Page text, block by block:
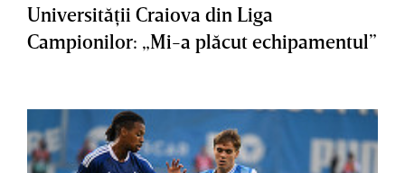
Universităţii Craiova din Liga
Campionilor: „Mi-a plăcut echipamentul”